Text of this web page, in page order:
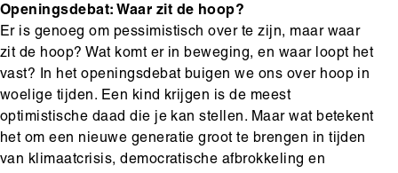
Openingsdebat: Waar zit de hoop?
Er is genoeg om pessimistisch over te zijn, maar waar
zit de hoop? Wat komt er in beweging, en waar loopt het
vast? In het openingsdebat buigen we ons over hoop in
woelige tijden. Een kind krijgen is de meest
optimistische daad die je kan stellen. Maar wat betekent
het om een nieuwe generatie groot te brengen in tijden
van klimaatcrisis, democratische afbrokkeling en